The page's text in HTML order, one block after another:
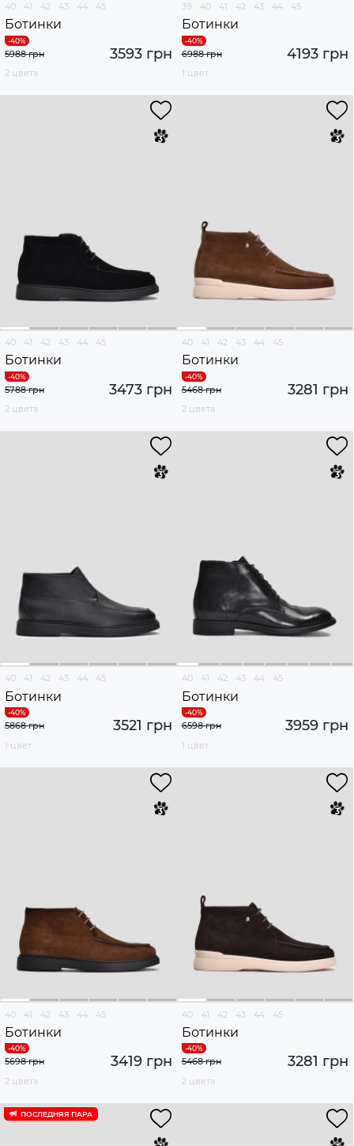
40 41 42 43 44 45
Ботинки
3593 грн
5988 грн
2 цвета
39 40 41 42 43 44 45
Ботинки
4193 грн
6988 грн
1 цвет
40 41 42 43 44 45
Ботинки
3473 грн
5788 грн
2 цвета
40 41 42 43 44 45
Ботинки
3281 грн
5468 грн
2 цвета
40 41 42 43 44 45
Ботинки
3521 грн
5868 грн
1 цвет
40 41 42 43 44 45
Ботинки
3959 грн
6598 грн
1 цвет
40 41 42 43 44 45
Ботинки
3419 грн
5698 грн
2 цвета
40 41 42 43 44 45
Ботинки
3281 грн
5468 грн
2 цвета
ПОСЛЕДНЯЯ ПАРА